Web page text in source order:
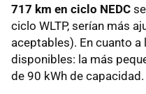
717 km en ciclo NEDC
ciclo WLTP, serían más
aceptables). En cuanto
disponibles: la más
de 90 kWh de capacidad.